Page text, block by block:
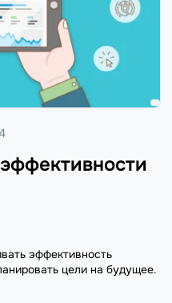
эффективность
цели на будущее.